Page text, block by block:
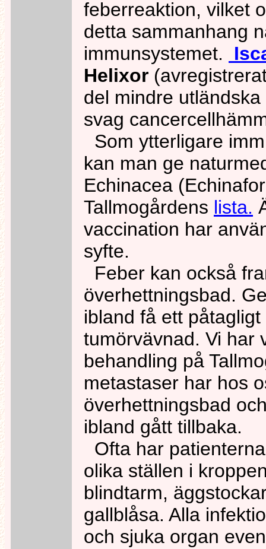
feberreaktion, vilket
detta sammanhang
immunsystemet.
Helixor
del mindre
svag
Som ytterligare
kan man ge
Echinacea
Tallmogårdens lista.
vaccination har
syfte.
Feber kan också
överhettningsbad.
ibland få ett
tumörvävnad. Vi har
behandling på
metastaser har hos
överhettningsbad
ibland gått tillbaka.
Ofta har
olika ställen i
blindtarm,
gallblåsa. Alla
och sjuka organ